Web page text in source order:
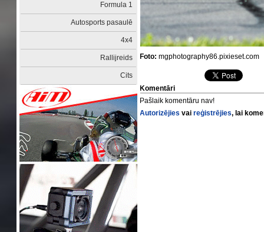
Formula 1
Autosports pasaulē
4x4
Rallijreids
Cits
Foto: mgphotography86.pixieset.com
Komentāri
Pašlaik komentāru nav!
Autorizējies vaireģistrējies, lai